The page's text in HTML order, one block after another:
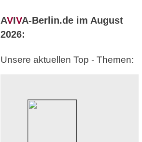
AVIVA-Berlin.de im August
2026:
Unsere aktuellen Top - Themen: